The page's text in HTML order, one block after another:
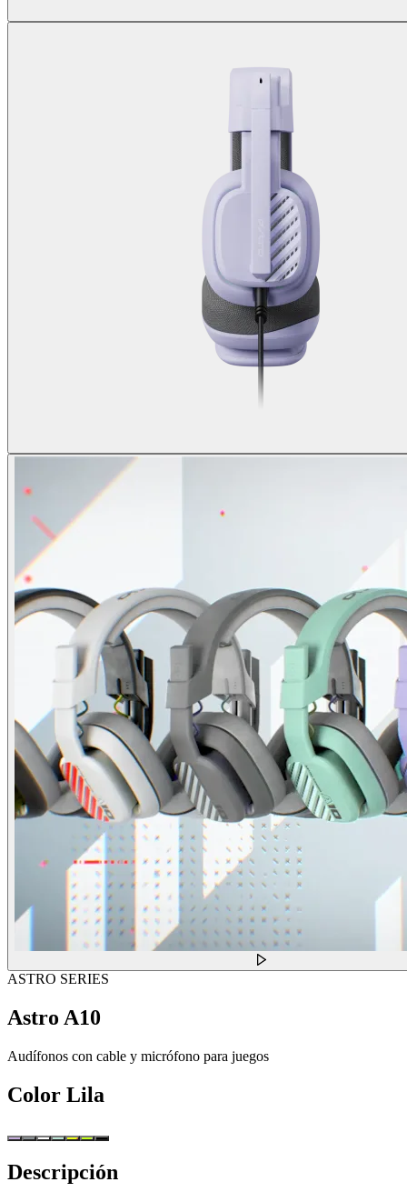
ASTRO SERIES
Astro A10
Audífonos con cable y micrófono para juegos
Color Lila
Descripción